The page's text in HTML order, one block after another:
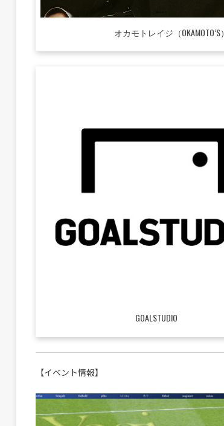
オカモトレイジ（OKAMOTO’S）
GOALSTUDIO
【イベント情報】